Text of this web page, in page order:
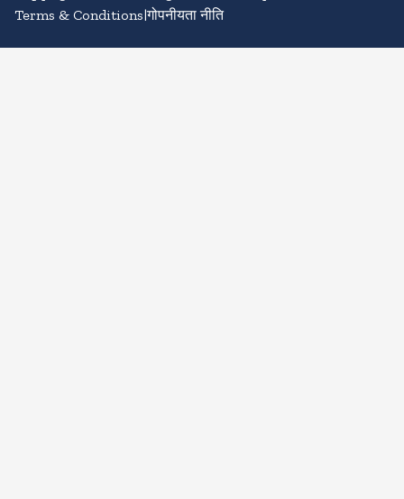
Terms & Conditions|गोपनीयता नीति